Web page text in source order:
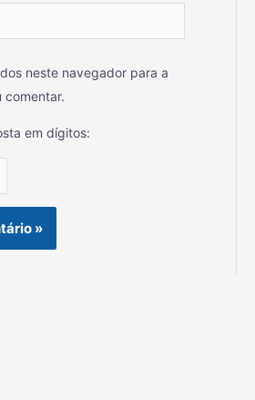
neste navegador para a
comentar.
em dígitos: